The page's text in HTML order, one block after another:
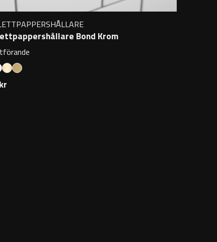
Bond Krom